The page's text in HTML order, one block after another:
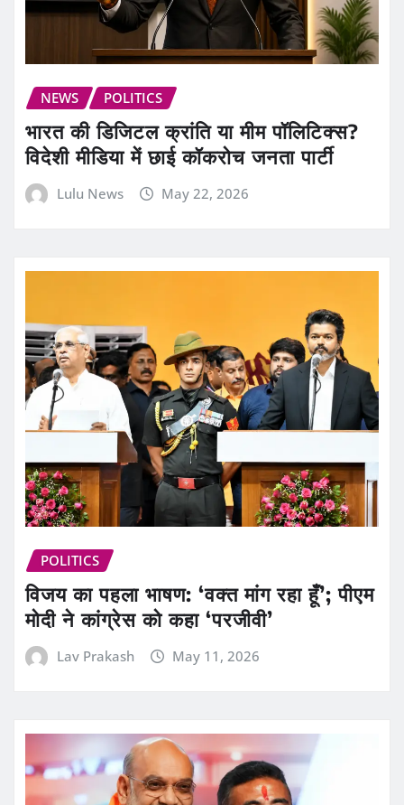
NEWS POLITICS
भारत की डिजिटल क्रांति या मीम पॉलिटिक्स?
विदेशी मीडिया में छाई कॉकरोच जनता पार्टी
Lulu News May 22, 2026
POLITICS
विजय का पहला भाषण: ‘वक्त मांग रहा हूँ’; पीएम
मोदी ने कांग्रेस को कहा ‘परजीवी’
Lav Prakash May 11, 2026